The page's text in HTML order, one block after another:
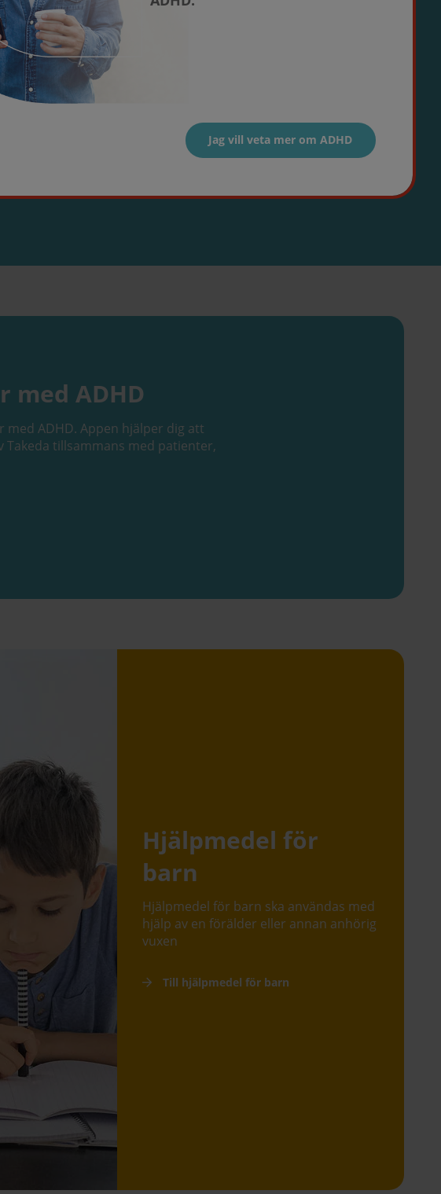
med ADHD
med ADHD. Appen hjälper dig att
tillsammans med patienter,
Hjälpmedel för
barn
Hjälpmedel för barn ska användas med
hjälp av en förälder eller annan anhörig
vuxen
Till hjälpmedel för barn
Jag vill veta mer om ADHD